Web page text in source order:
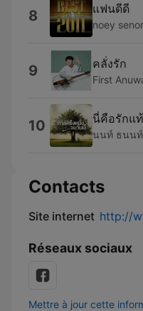
8 แฟนดีดี
noey
9 คลั่งรัก
First
10 นี่คือรักแ
นนท์ ธนนท์
Contacts
Site internet http://
Réseaux sociaux
Mettre à jour cette